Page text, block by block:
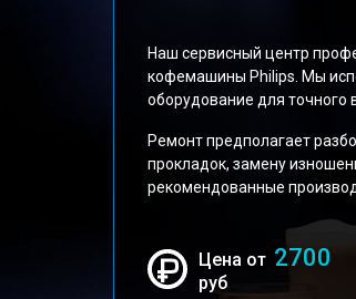
Наш сервисный центр
кофемашины Philips. Мы
оборудование для точного
Ремонт предполагает
прокладок, замену
рекомендованные
Цена от 2700
руб